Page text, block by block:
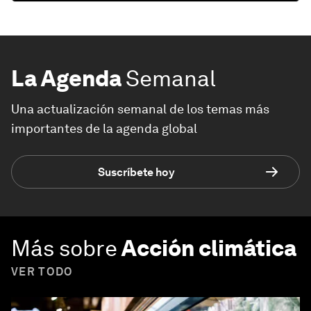
La AgendaSemanal
Una actualización semanal de los temas más
importantes de la agenda global
Suscríbete hoy
Más sobreAcción climática
VER TODO